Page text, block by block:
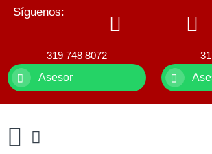
Síguenos:
319 748 8072
Asesor